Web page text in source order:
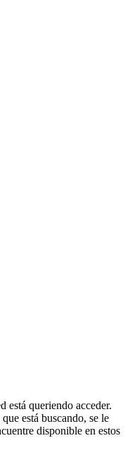
está queriendo acceder.
está buscando, se le
disponible en estos